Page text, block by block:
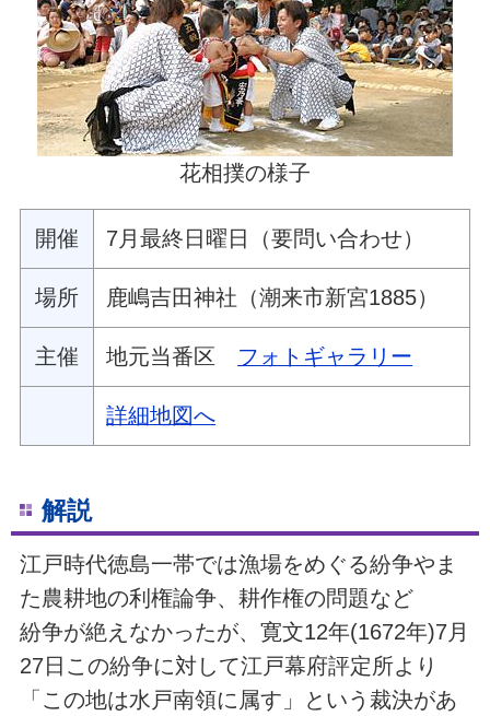
花相撲の様子
開催 7月最終日曜日（要問い合わせ）
場所 鹿嶋吉田神社（潮来市新宮1885）
主催 地元当番区 フォトギャラリー
詳細地図へ
解説
江戸時代徳島一帯では漁場をめぐる紛争やま
た農耕地の利権論争、耕作権の問題など
紛争が絶えなかったが、寛文12年(1672年)7月
27日この紛争に対して江戸幕府評定所より
「この地は水戸南領に属す」という裁決があ